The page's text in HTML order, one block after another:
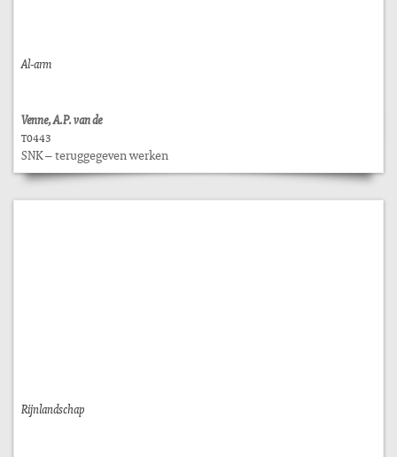
Al-arm
Venne, A.P. van de
T0443
SNK – teruggegeven werken
Rijnlandschap